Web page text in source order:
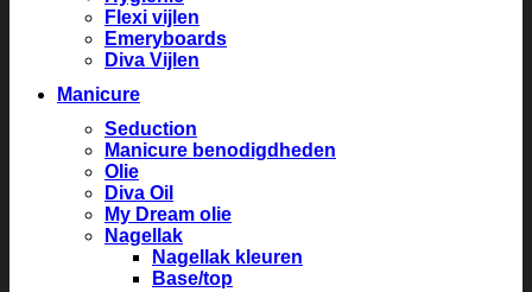
Flexi vijlen
Emeryboards
Diva Vijlen
Manicure
Seduction
Manicure benodigdheden
Olie
Diva Oil
My Dream olie
Nagellak
Nagellak kleuren
Base/top